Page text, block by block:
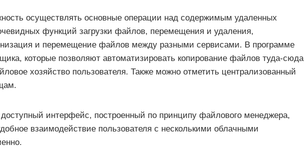
осуществлять основные операции над содержимым удаленных
функций загрузки файлов, перемещения и удаления,
и перемещение файлов между разными сервисами. В программе
которые позволяют автоматизировать копирование файлов туда-сюда
хозяйство пользователя. Также можно отметить централизованный
интерфейс, построенный по принципу файлового менеджера,
взаимодействие пользователя с несколькими облачными